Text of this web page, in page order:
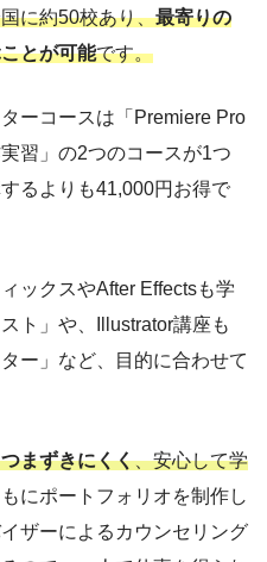
に約50校あり、最寄りの
とが可能です。
ーコースは「Premiere Pro
習」の2つのコースが1つ
るよりも41,000円お得で
ックスやAfter Effectsも学
ト」や、Illustrator講座も
ー」など、目的に合わせて
まずきにくく、安心して学
にポートフォリオを制作し
ザーによるカウンセリング